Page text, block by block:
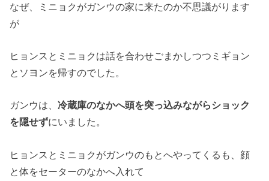
なぜ、ミニョクがガンウの家に来たのか不思議がります
が
ヒョンスとミニョクは話を合わせごまかしつつミギョン
とソヨンを帰すのでした。
ガンウは、冷蔵庫のなかへ頭を突っ込みながらショック
を隠せずにいました。
ヒョンスとミニョクがガンウのもとへやってくるも、顔
と体をセーターのなかへ入れて